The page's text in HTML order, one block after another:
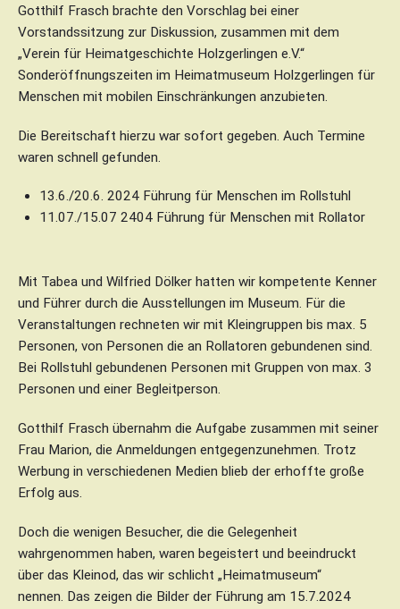
Gotthilf Frasch brachte den Vorschlag bei einer
Vorstandssitzung zur Diskussion, zusammen mit dem
„Verein für Heimatgeschichte Holzgerlingen e.V.“
Sonderöffnungszeiten im Heimatmuseum Holzgerlingen für
Menschen mit mobilen Einschränkungen anzubieten.
Die Bereitschaft hierzu war sofort gegeben. Auch Termine
waren schnell gefunden.
13.6./20.6. 2024 Führung für Menschen im Rollstuhl
11.07./15.07 2404 Führung für Menschen mit Rollator
Mit Tabea und Wilfried Dölker hatten wir kompetente Kenner
und Führer durch die Ausstellungen im Museum. Für die
Veranstaltungen rechneten wir mit Kleingruppen bis max. 5
Personen, von Personen die an Rollatoren gebundenen sind.
Bei Rollstuhl gebundenen Personen mit Gruppen von max. 3
Personen und einer Begleitperson.
Gotthilf Frasch übernahm die Aufgabe zusammen mit seiner
Frau Marion, die Anmeldungen entgegenzunehmen. Trotz
Werbung in verschiedenen Medien blieb der erhoffte große
Erfolg aus.
Doch die wenigen Besucher, die die Gelegenheit
wahrgenommen haben, waren begeistert und beeindruckt
über das Kleinod, das wir schlicht „Heimatmuseum“
nennen. Das zeigen die Bilder der Führung am 15.7.2024